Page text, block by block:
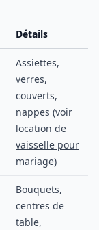
Détails
Assiettes,
verres,
couverts,
nappes (voir
location de
vaisselle pour
mariage)
Bouquets,
centres de
table,